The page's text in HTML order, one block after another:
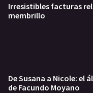
Irresistibles facturas
membrillo
De Susana a Nicole: el
de Facundo Moyano